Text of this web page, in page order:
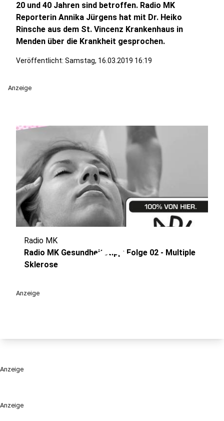
Anzeige
20 und 40 Jahren sind betroffen. Radio MK
Reporterin Annika Jürgens hat mit Dr. Heiko
Rinsche aus dem St. Vincenz Krankenhaus in
Menden über die Krankheit gesprochen.
Veröffentlicht: Samstag, 16.03.2019 16:19
Anzeige
play_circle
Radio MK
Radio MK Gesundheitstipp: Folge 02 - Multiple
Sklerose
Anzeige
Anzeige